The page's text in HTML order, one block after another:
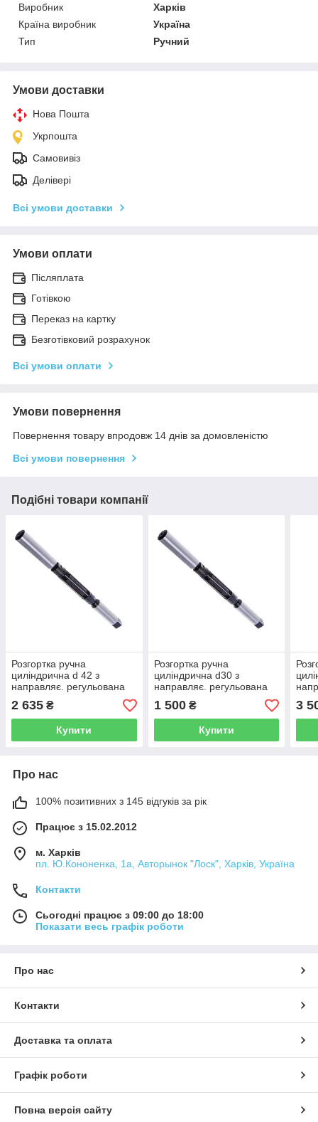
Виробник
Харків
Країна виробник
Україна
Тип
Ручний
Умови доставки
Нова Пошта
Укрпошта
Самовивіз
Делівері
Всі умови доставки
Умови оплати
Післяплата
Готівкою
Переказ на картку
Безготівковий розрахунок
Всі умови оплати
Умови повернення
Повернення товару впродовж 14 днів за домовленістю
Всі умови повернення
Подібні товари компанії
Розгортка ручна
циліндрична d 42 з
направляє. регульована
(Харків) РАЗВ42Л
2 635 ₴
Купити
Розгортка ручна
циліндрична d30 з
направляє. регульована
,Харків РАЗВ30Л
1 500₴
Купити
3
Про нас
100% позитивних з 145 відгуків за рік
Працює з 15.02.2012
м. Харків
пл. Ю.Кононенка, 1а, Авторынок "Лоск", Харків, Україна
Контакти
Сьогодні працює з 09:00 до 18:00
Показати весь графік роботи
Про нас
Контакти
Доставка та оплата
Графік роботи
Повна версія сайту